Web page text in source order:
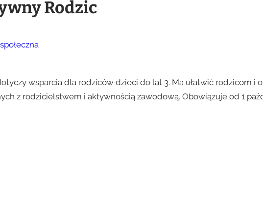
Rodzic
wsparcia dla rodziców dzieci do lat 3. Ma ułatwić rodzicom i
z rodzicielstwem i aktywnością zawodową. Obowiązuje od 1